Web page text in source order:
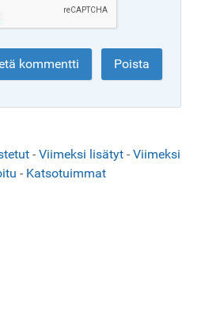
- Viimeksi lisätyt- Viimeksi
- Katsotuimmat